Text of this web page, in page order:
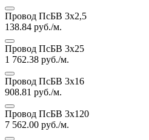
Провод ПсБВ 3х2,5
138.84 руб./м.
Провод ПсБВ 3х25
1 762.38 руб./м.
Провод ПсБВ 3х16
908.81 руб./м.
Провод ПсБВ 3х120
7 562.00 руб./м.